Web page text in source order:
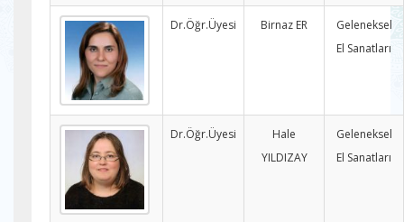
Dr.Öğr.Üyesi Birnaz ER
Geleneksel
El Sanatları
Dr.Öğr.Üyesi
Hale
YILDIZAY
Geleneksel
El Sanatları